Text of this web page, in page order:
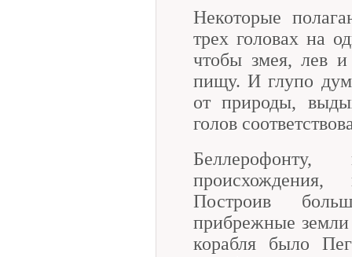
Некоторые
трех головах на
чтобы змея, лев и
пищу. И глупо
от природы,
голов
Беллерофонту,
Построив
прибрежные
корабля было